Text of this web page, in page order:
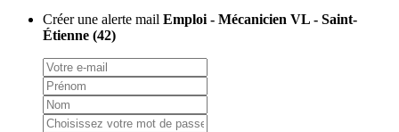
Créer une alerte mail Emploi - Mécanicien VL - Saint-
Étienne (42)